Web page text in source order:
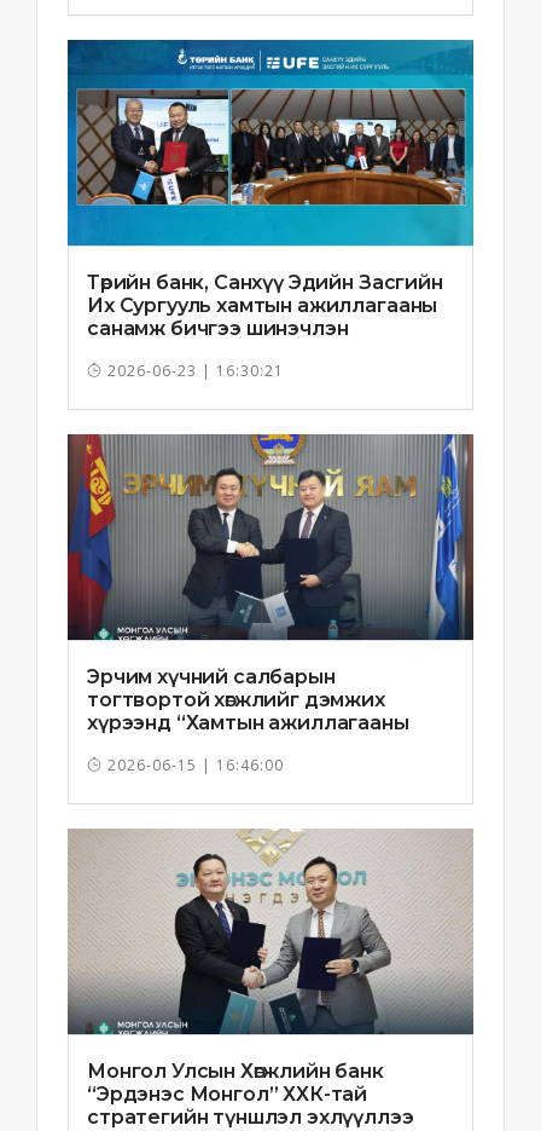
Төрийн банк, Санхүү Эдийн Засгийн
Их Сургууль хамтын ажиллагааны
санамж бичгээ шинэчлэн
2026-06-23 | 16:30:21
Эрчим хүчний салбарын
тогтвортой хөгжлийг дэмжих
хүрээнд “Хамтын ажиллагааны
2026-06-15 | 16:46:00
Монгол Улсын Хөгжлийн банк
“Эрдэнэс Монгол” ХХК-тай
стратегийн түншлэл эхлүүллээ